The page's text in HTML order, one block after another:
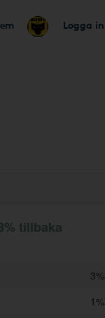
Logga in
tillbaka
3%
1%